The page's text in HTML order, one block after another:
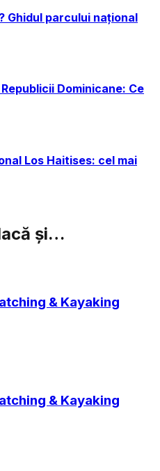
Ghidul parcului național
Dominicane: Ce
Los Haitises: cel mai
și…
& Kayaking
& Kayaking